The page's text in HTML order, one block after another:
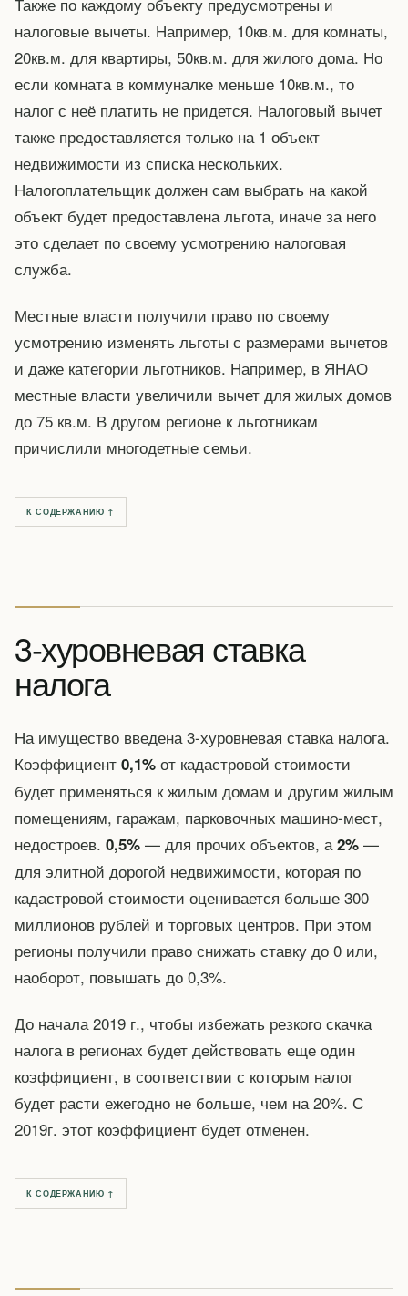
налоговые вычеты. Например, 10кв.м. для комнаты,
20кв.м. для квартиры, 50кв.м. для жилого дома. Но
если комната в коммуналке меньше 10кв.м., то
налог с неё платить не придется. Налоговый вычет
также предоставляется только на 1 объект
недвижимости из списка нескольких.
Налогоплательщик должен сам выбрать на какой
объект будет предоставлена льгота, иначе за него
это сделает по своему усмотрению налоговая
служба.
Местные власти получили право по своему
усмотрению изменять льготы с размерами вычетов
и даже категории льготников. Например, в ЯНАО
местные власти увеличили вычет для жилых домов
до 75 кв.м. В другом регионе к льготникам
причислили многодетные семьи.
К СОДЕРЖАНИЮ ↑
3-хуровневая ставка
налога
На имущество введена 3-хуровневая ставка налога.
Коэффициент 0,1% от кадастровой стоимости
будет применяться к жилым домам и другим жилым
помещениям, гаражам, парковочных машино-мест,
недостроев. 0,5% — для прочих объектов, а 2% —
для элитной дорогой недвижимости, которая по
кадастровой стоимости оценивается больше 300
миллионов рублей и торговых центров. При этом
регионы получили право снижать ставку до 0 или,
наоборот, повышать до 0,3%.
До начала 2019 г., чтобы избежать резкого скачка
налога в регионах будет действовать еще один
коэффициент, в соответствии с которым налог
будет расти ежегодно не больше, чем на 20%. С
2019г. этот коэффициент будет отменен.
К СОДЕРЖАНИЮ ↑